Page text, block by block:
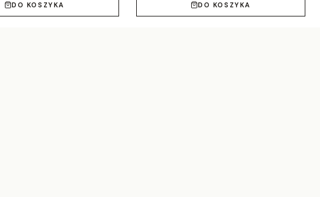
DO KOSZYKA DO KOSZYKA